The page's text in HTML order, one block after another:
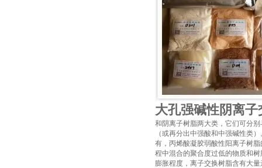
大孔强碱性阴离
和阴离子树脂两大类，它们可分
（或再分出中强酸和中强碱性类
有，丙烯酸凝胶弱酸性阳离子树
程中混合的聚合度过低的物质和
膨胀程度，离子交换树脂含有大